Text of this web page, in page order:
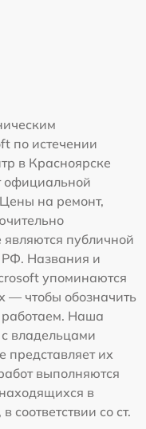
по истечении
в Красноярске
официальной
на ремонт,
публичной
РФ. Названия и
упоминаются
— чтобы обозначить
работаем. Наша
владельцами
представляет их
выполняются
в
соответствии со ст.